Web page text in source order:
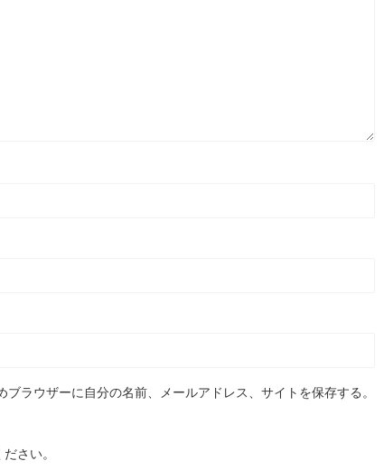
ラウザーに自分の名前、メールアドレス、サイトを保存する。
さい。